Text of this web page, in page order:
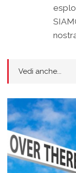
Vedi anche...